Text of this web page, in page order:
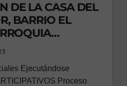
DE LA CASA DEL
BARRIO EL
Ejecutándose
Proceso